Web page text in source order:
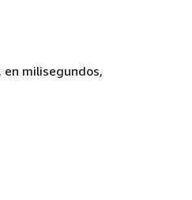
en milisegundos,